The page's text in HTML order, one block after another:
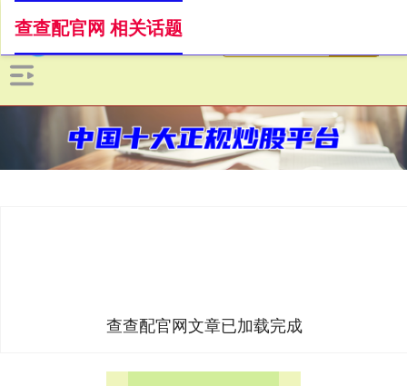
查查配官网 相关话题
查查配官网文章已加载完成